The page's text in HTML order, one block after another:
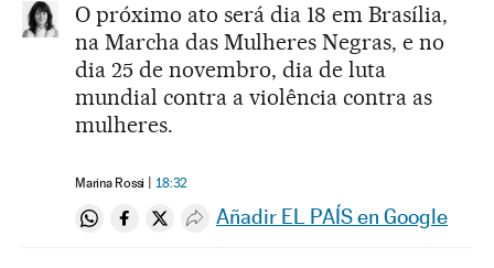
O próximo ato será dia 18 em Brasília,
na Marcha das Mulheres Negras, e no
dia 25 de novembro, dia de luta
mundial contra a violência contra as
mulheres.
Marina Rossi 18:32
Compartir en Whatsapp
Compartir en Facebook
Compartir en Twitter
Desplegar Redes Sociales
Añadir EL PAÍS en Google